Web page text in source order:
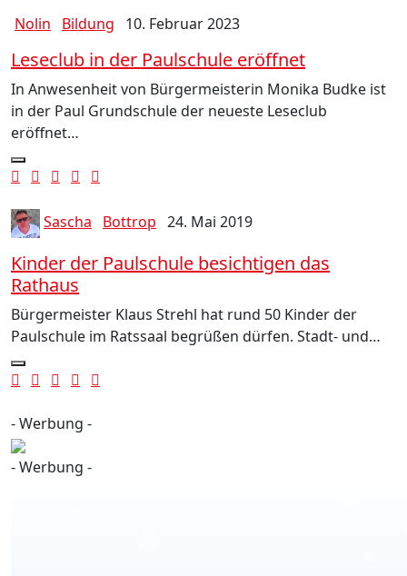
Nolin Bildung 10. Februar 2023
Leseclub in der Paulschule eröffnet
In Anwesenheit von Bürgermeisterin Monika Budke ist
in der Paul Grundschule der neueste Leseclub
eröffnet…
Sascha Bottrop 24. Mai 2019
Kinder der Paulschule besichtigen das
Rathaus
Bürgermeister Klaus Strehl hat rund 50 Kinder der
Paulschule im Ratssaal begrüßen dürfen. Stadt- und…
- Werbung -
- Werbung -